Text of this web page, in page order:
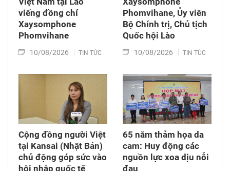
viếng đồng chí
Xaysomphone
Phomvihane
10/08/2026 TIN TỨC
Phomvihane, Ủy viên
Bộ Chính trị, Chủ tịch
Quốc hội Lào
10/08/2026 TIN TỨC
Cộng đồng người Việt
tại Kansai (Nhật Bản)
chủ động góp sức vào
hội nhập quốc tế
65 năm thảm họa da
cam: Huy động các
nguồn lực xoa dịu nỗi
đau